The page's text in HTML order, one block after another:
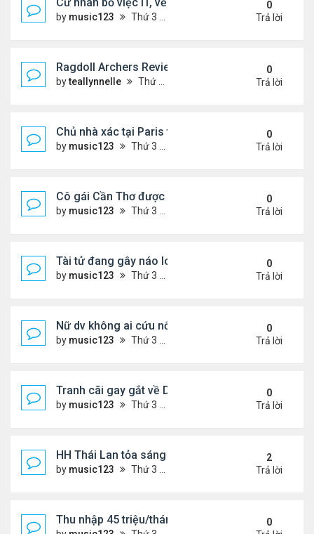
by music123 Thứ 3 Tháng 6 30, 2026 9:05 pm
0
Trả lời
Ragdoll Archers Review & Beginner Guide: Aim
byteallynnelle Thứ 3 Tháng 6 30, 2026 8:35 pm
0
Trả lời
Chủ nhà xác tại Paris từ chối hàng trăm cuộc gọi
by music123 Thứ 3 Tháng 6 30, 2026 8:17 pm
0
Trả lời
Cô gái Cần Thơ được gả cho chồng Hàn ...
by music123 Thứ 3 Tháng 6 30, 2026 8:05 pm
0
Trả lời
Tài tử đang gây náo loạn Việt Nam
by music123 Thứ 3 Tháng 6 30, 2026 8:01 pm
0
Trả lời
Nữ dv không ai cứu nổi
by music123 Thứ 3 Tháng 6 30, 2026 7:58 pm
0
Trả lời
Tranh cãi gay gắt về Dương Tử
by music123 Thứ 3 Tháng 6 30, 2026 7:55 pm
0
Trả lời
HH Thái Lan tỏa sáng ..ở Paris
by music123 Thứ 3 Tháng 6 30, 2026 7:39 pm
2
Trả lời
Thu nhập 45 triệu/tháng, quyết bỏ phố về quê sống
0